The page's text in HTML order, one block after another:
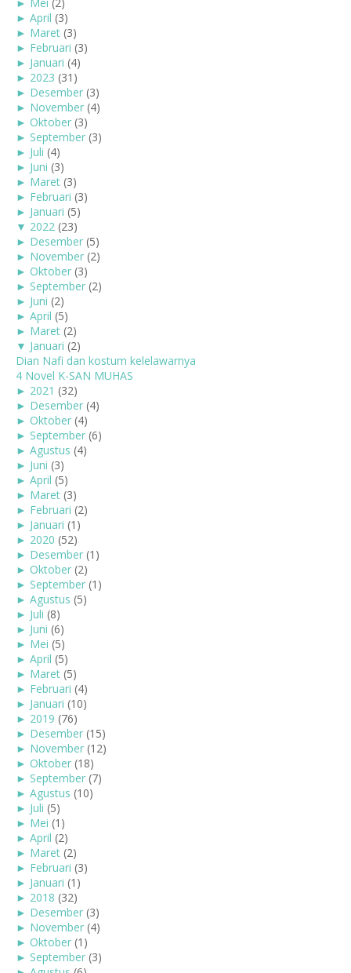
► April (3)
► Maret (3)
► Februari (3)
► Januari (4)
► 2023 (31)
► Desember (3)
► November (4)
► Oktober (3)
► September (3)
► Juli (4)
► Juni (3)
► Maret (3)
► Februari (3)
► Januari (5)
▼ 2022 (23)
► Desember (5)
► November (2)
► Oktober (3)
► September (2)
► Juni (2)
► April (5)
► Maret (2)
▼ Januari (2)
Dian Nafi dan kostum kelelawarnya
4 Novel K-SAN MUHAS
► 2021 (32)
► Desember (4)
► Oktober (4)
► September (6)
► Agustus (4)
► Juni (3)
► April (5)
► Maret (3)
► Februari (2)
► Januari (1)
► 2020 (52)
► Desember (1)
► Oktober (2)
► September (1)
► Agustus (5)
► Juli (8)
► Juni (6)
► Mei (5)
► April (5)
► Maret (5)
► Februari (4)
► Januari (10)
► 2019 (76)
► Desember (15)
► November (12)
► Oktober (18)
► September (7)
► Agustus (10)
► Juli (5)
► Mei (1)
► April (2)
► Maret (2)
► Februari (3)
► Januari (1)
► 2018 (32)
► Desember (3)
► November (4)
► Oktober (1)
► September (3)